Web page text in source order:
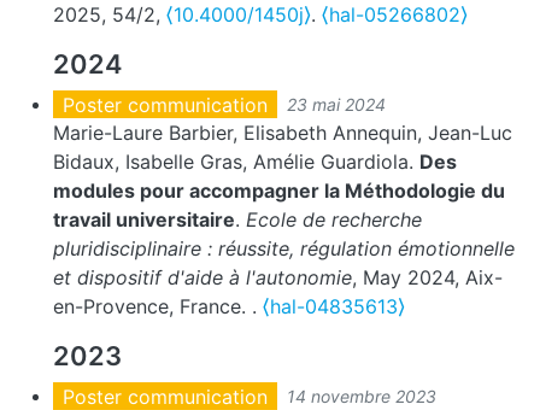
2025, 54/2, ⟨10.4000/1450j⟩. ⟨hal-05266802⟩
2024
Poster communication 23 mai 2024
Marie-Laure Barbier, Elisabeth Annequin, Jean-Luc
Bidaux, Isabelle Gras, Amélie Guardiola. Des
modules pour accompagner la Méthodologie du
travail universitaire. Ecole de recherche
pluridisciplinaire : réussite, régulation émotionnelle
et dispositif d'aide à l'autonomie, May 2024, Aix-
en-Provence, France. . ⟨hal-04835613⟩
2023
Poster communication 14 novembre 2023